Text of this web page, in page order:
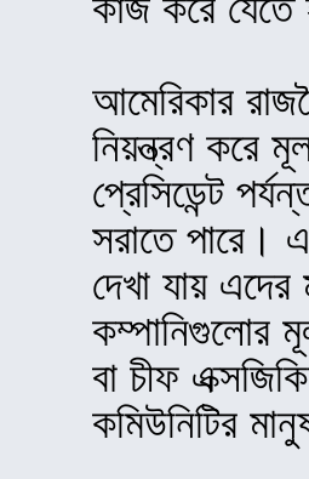
আমেরিকার
নিয়ন্ত্রণ করে
প্রেসিডেন্ট
সরাতে পারে।
দেখা যায় এদের
কম্পানিগুলোর মূল
বা চীফ
কমিউনিটির